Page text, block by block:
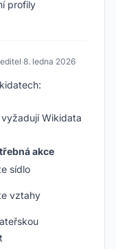
profily
·8. ledna 2026
Wikidata
akce
sídlo
vztahy